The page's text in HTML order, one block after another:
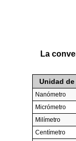
La
Unidad de
Nanómetro
Micrómetro
Milímetro
Centímetro